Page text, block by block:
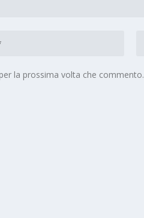
la prossima volta che commento.